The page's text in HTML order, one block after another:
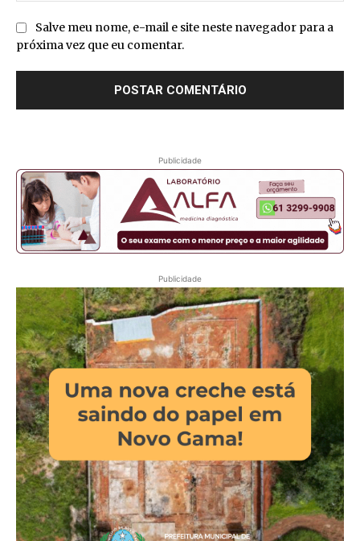
Salve meu nome, e-mail e site neste navegador para a
próxima vez que eu comentar.
Publicidade
Publicidade